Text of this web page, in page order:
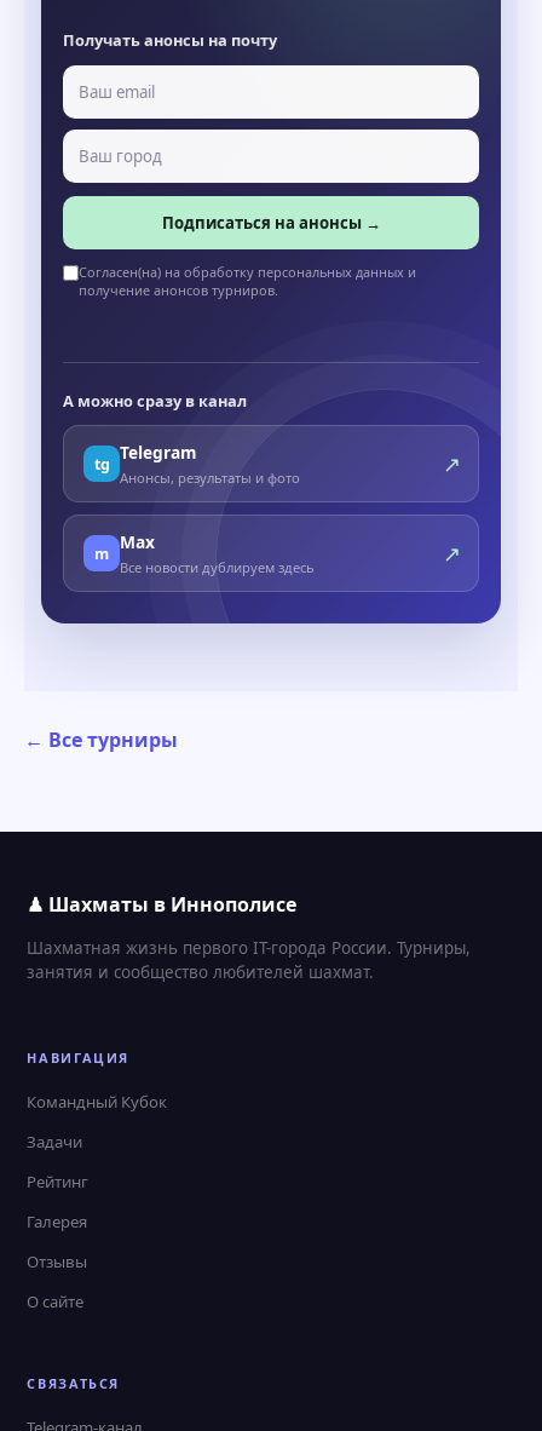
Получать анонсы на почту
Подписаться на анонсы →
Согласен(на) на обработку персональных данных и
получение анонсов турниров.
А можно сразу в канал
tg Telegram
Анонсы, результаты и фото ↗
m Max
Все новости дублируем здесь ↗
← Все турниры
♟ Шахматы в Иннополисе
Шахматная жизнь первого IT-города России. Турниры,
занятия и сообщество любителей шахмат.
НАВИГАЦИЯ
Командный Кубок
Задачи
Рейтинг
Галерея
Отзывы
О сайте
СВЯЗАТЬСЯ